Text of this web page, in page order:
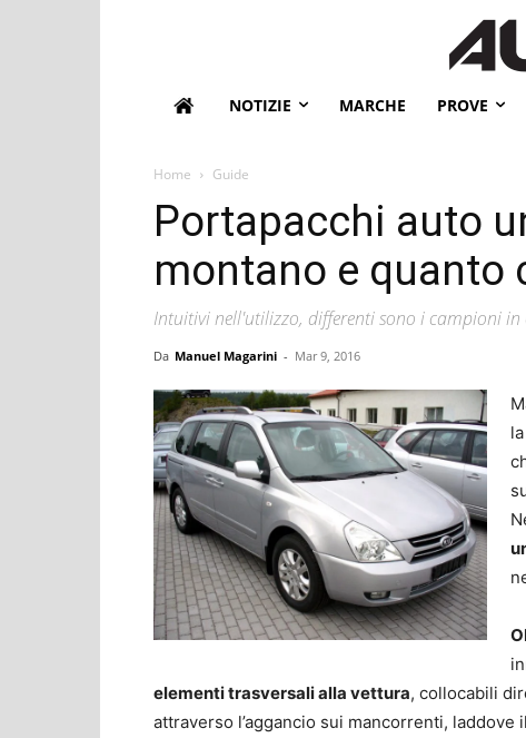
NOTIZIE MARCHE PROVE
Home Guide
Portapacchi auto
montano e quanto
Intuitivi nell'utilizzo, differenti sono i campioni in
Da Manuel Magarini - Mar 9, 2016
elementi trasversali alla vettura, collocabili
attraverso l’aggancio sui mancorrenti,